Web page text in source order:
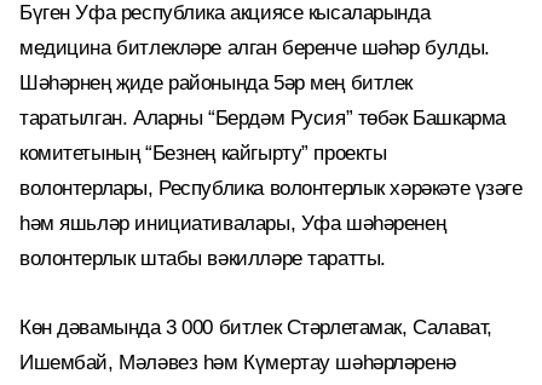
Бүген Уфа республика акциясе кысаларында
медицина битлекләре алган беренче шәһәр булды.
Шәһәрнең җиде районында 5әр мең битлек
таратылган. Аларны “Бердәм Русия” төбәк Башкарма
комитетының “Безнең кайгырту” проекты
волонтерлары, Республика волонтерлык хәрәкәте үзәге
һәм яшьләр инициативалары, Уфа шәһәренең
волонтерлык штабы вәкилләре таратты.
Көн дәвамында 3 000 битлек Стәрлетамак, Салават,
Ишембай, Мәләвез һәм Күмертау шәһәрләренә